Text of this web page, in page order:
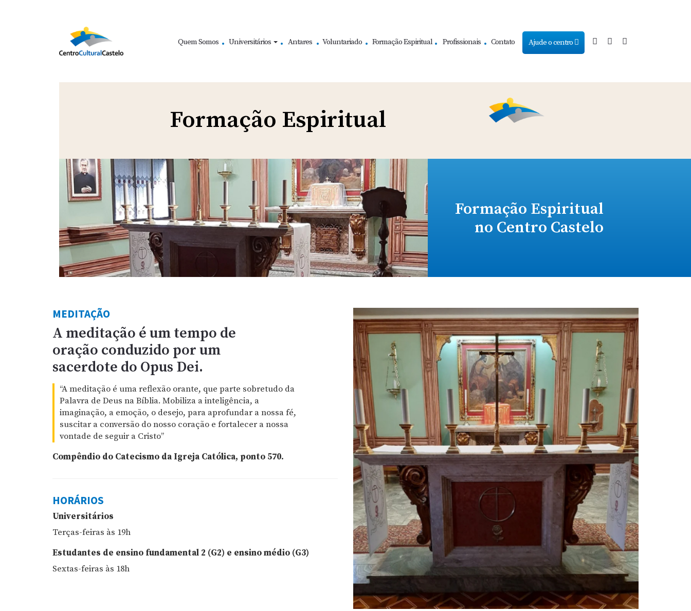
Quem Somos Universitários Antares Voluntariado Formação Espiritual Profissionais Contato Ajude o centro
Formação Espiritual
Formação Espiritual
no Centro Castelo
MEDITAÇÃO
A meditação é um tempo de
oração conduzido por um
sacerdote do Opus Dei.
“A meditação é uma reflexão orante, que parte sobretudo da
Palavra de Deus na Bíblia. Mobiliza a inteligência, a
imaginação, a emoção, o desejo, para aprofundar a nossa fé,
suscitar a conversão do nosso coração e fortalecer a nossa
vontade de seguir a Cristo”
Compêndio do Catecismo da Igreja Católica, ponto 570.
HORÁRIOS
Universitários
Terças-feiras às 19h
Estudantes de ensino fundamental 2 (G2) e ensino médio (G3)
Sextas-feiras às 18h